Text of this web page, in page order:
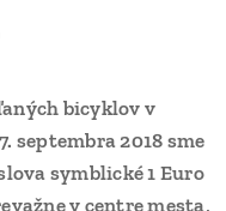
bicyklov v
septembra 2018 sme
symblické 1 Euro
v centre mesta,